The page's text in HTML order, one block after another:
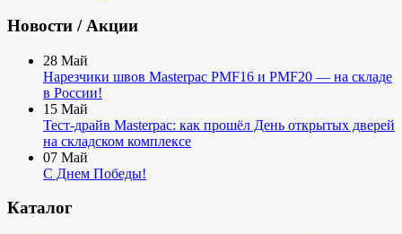
Новости / Акции
28 Май
Нарезчики швов Masterpac PMF16 и PMF20 — на складе
в России!
15 Май
Тест-драйв Masterpac: как прошёл День открытых дверей
на складском комплексе
07 Май
С Днем Победы!
Каталог